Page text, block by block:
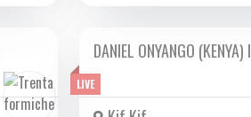
LIVE
MAR 17/10 2023
DANIEL ONYANGO